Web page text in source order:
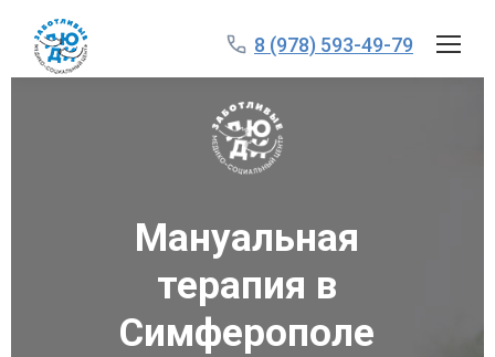
8 (978) 593-49-79
Мануальная
терапия в
Симферополе